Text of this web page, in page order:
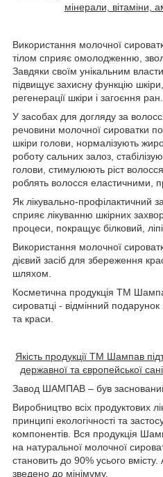
мінерали, вітаміни,
Використання молочної
тілом сприяє омолодженню,
Завдяки своїм унікальним
підвищує захисну функцію
регенерації шкіри і загоєння ран.
У засобах для догляду за
речовини молочної сироватки
шкіри голови, нормалізують
роботу сальних залоз,
голови, стимулюють ріст
роблять волосся еластичними,
Як лікувально-профілактичний
сприяє лікуванню шкірних
процеси, покращує білковий,
Використання молочної
дієвий засіб для збереження
шляхом.
Косметична продукція ТМ
сироватці - відмінний
та краси.
Якість продукції ТМ Шампав
державної та європейської
Завод ШАМПАВ – був
Виробництво всіх продуктових
принципі екологічності та
компонентів. Вся продукція
на натуральної молочної
становить до 90% усього вмісту.
зведено до мінімуму.